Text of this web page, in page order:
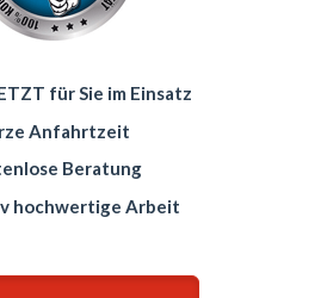
für Sie im Einsatz
Anfahrtzeit
Beratung
hochwertige Arbeit